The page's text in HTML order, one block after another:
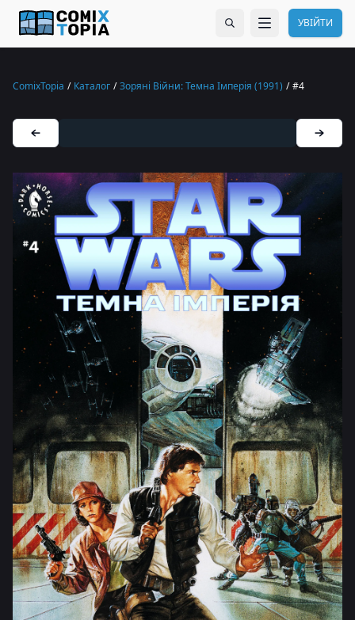
УВІЙТИ
ComixTopia / Каталог / Зоряні Війни: Темна Імперія (1991) / #4